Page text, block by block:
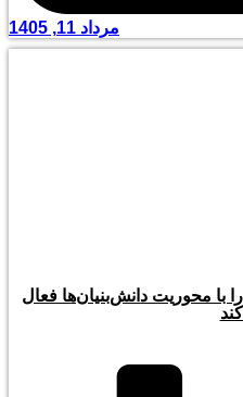
مرداد 11, 1405
محوریت دانش‌بنیان‌ها فعال